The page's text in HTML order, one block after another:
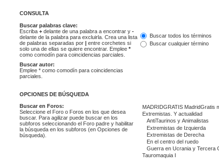
CONSULTA
Buscar palabras clave:
Escriba + delante de una palabra a encontrar y -
delante de la palabra para excluirla. Crea una lista
de palabras separadas por | entre corchetes si
solo una de ellas se quiere encontrar. Emplee *
como comodín para coincidencias parciales.
Buscar todos los términos
Buscar cualquier término
Buscar autor:
Emplee * como comodín para coincidencias
parciales.
OPCIONES DE BÚSQUEDA
Buscar en Foros:
Seleccione el Foro o Foros en los que desea
buscar. Para agilizar puede buscar en los
subforos seleccionando el Foro padre y habilitar
la búsqueda en los subforos (en Opciones de
búsqueda).